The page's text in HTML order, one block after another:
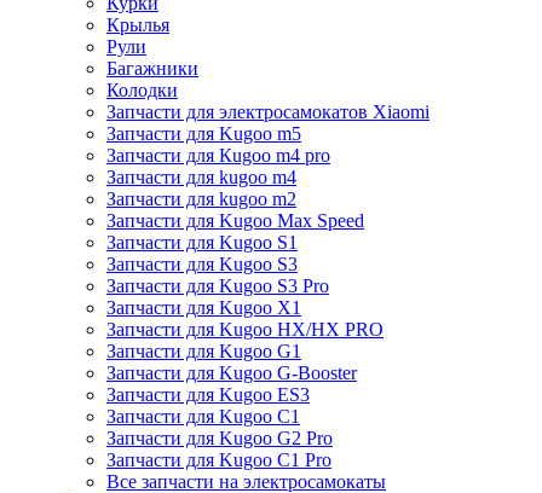
Крылья
Рули
Багажники
Колодки
Запчасти для электросамокатов Xiaomi
Запчасти для Kugoo m5
Запчасти для Кugoo m4 pro
Запчасти для kugoo m4
Запчасти для kugoo m2
Запчасти для Kugoo Max Speed
Запчасти для Kugoo S1
Запчасти для Kugoo S3
Запчасти для Kugoo S3 Pro
Запчасти для Kugoo X1
Запчасти для Kugoo HX/HX PRO
Запчасти для Kugoo G1
Запчасти для Kugoo G-Booster
Запчасти для Kugoo ES3
Запчасти для Kugoo C1
Запчасти для Kugoo G2 Pro
Запчасти для Kugoo C1 Pro
Все запчасти на электросамокаты